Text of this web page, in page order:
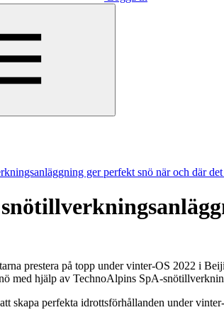
ger perfekt snö när och där
prestera på topp under vinter-OS 2022 i
med hjälp av TechnoAlpins SpA-
skapa perfekta idrottsförhållanden under